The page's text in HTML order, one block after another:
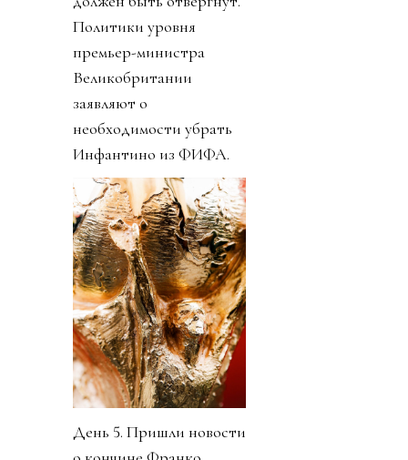
Политики уровня
премьер-министра
Великобритании
заявляют о
необходимости убрать
Инфантино из ФИФА.
День 5. Пришли новости